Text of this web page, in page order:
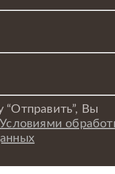
Вы
Условиями